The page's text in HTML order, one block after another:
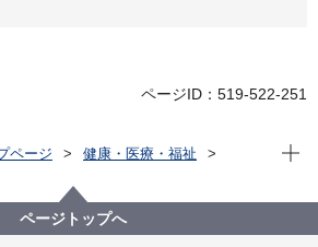
ページID：519-522-251
ページ
健康・医療・福祉
消法への対応
聴覚・平衡機能障害
事例10）聴覚・平衡機能障害 公共施設
現在
ページトップへ